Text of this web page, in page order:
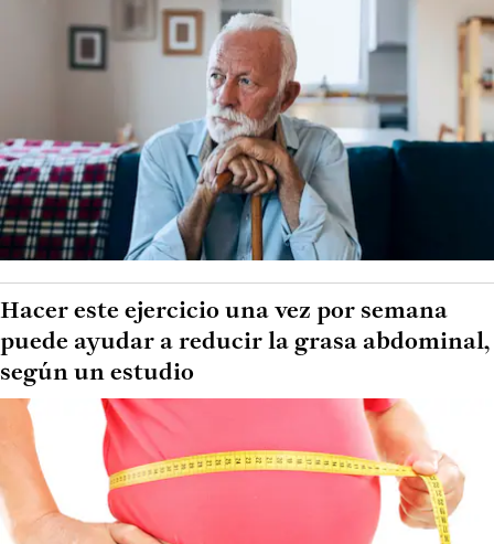
Hacer este ejercicio una vez por semana
puede ayudar a reducir la grasa abdominal,
según un estudio